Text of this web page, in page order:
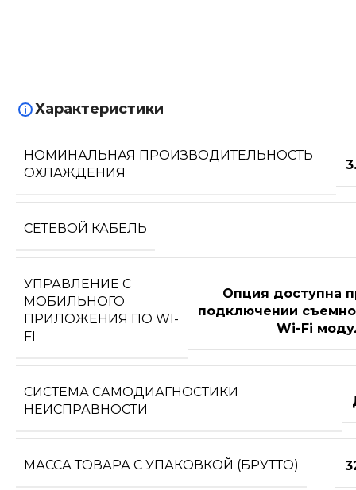
Характеристики
НОМИНАЛЬНАЯ ПРОИЗВОДИТЕЛЬНОСТЬ
ОХЛАЖДЕНИЯ
СЕТЕВОЙ КАБЕЛЬ
УПРАВЛЕНИЕ C
МОБИЛЬНОГО
ПРИЛОЖЕНИЯ ПО WI-
FI
Опция доступна
подключении
Wi-Fi
СИСТЕМА САМОДИАГНОСТИКИ
НЕИСПРАВНОСТИ
МАССА ТОВАРА С УПАКОВКОЙ (БРУТТО)